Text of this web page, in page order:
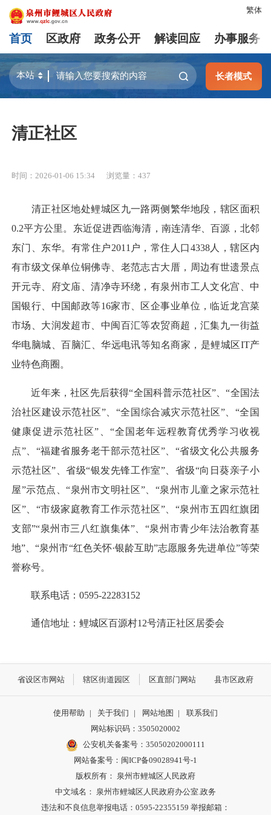
繁体
首页 区政府 政务公开 解读回应 办事服务
长者模式
清正社区
时间：2026-01-06 15:34 浏览量： 437
清正社区地处鲤城区九一路两侧繁华地段，辖区面积
0.2平方公里。东近促进西临海清，南连清华、百源，北邻
东门、东华。有常住户2011户，常住人口4338人，辖区内
有市级文保单位铜佛寺、老范志古大厝，周边有世遗景点
开元寺、府文庙、清净寺环绕，有泉州市工人文化宫、中
国银行、中国邮政等16家市、区企事业单位，临近龙宫菜
市场、大润发超市、中闽百汇等农贸商超，汇集九一街益
华电脑城、百脑汇、华远电讯等知名商家，是鲤城区IT产
业特色商圈。
近年来，社区先后获得“全国科普示范社区”、“全国法
治社区建设示范社区”、“全国综合减灾示范社区”、“全国
健康促进示范社区”、“全国老年远程教育优秀学习收视
点”、“福建省服务老干部示范社区”、“省级文化公共服务
示范社区”、省级“银发先锋工作室”、省级“向日葵亲子小
屋”示范点、“泉州市文明社区”、“泉州市儿童之家示范社
区”、“市级家庭教育工作示范社区”、“泉州市五四红旗团
支部”“泉州市三八红旗集体”、“泉州市青少年法治教育基
地”、“泉州市“红色关怀·银龄互助”志愿服务先进单位”等荣
誉称号。
联系电话：0595-22283152
通信地址：鲤城区百源村12号清正社区居委会
省设区市网站 辖区街道园区 区直部门网站 县市区政府
使用帮助 | 关于我们 | 网站地图 |
联系我们
网站标识码：3505020002
公安机关备案号：35050202000111
网站备案号：闽ICP备09028941号-1
版权所有： 泉州市鲤城区人民政府
中文域名： 泉州市鲤城区人民政府办公室.政务
违法和不良信息举报电话：0595-22355159 举报邮箱：